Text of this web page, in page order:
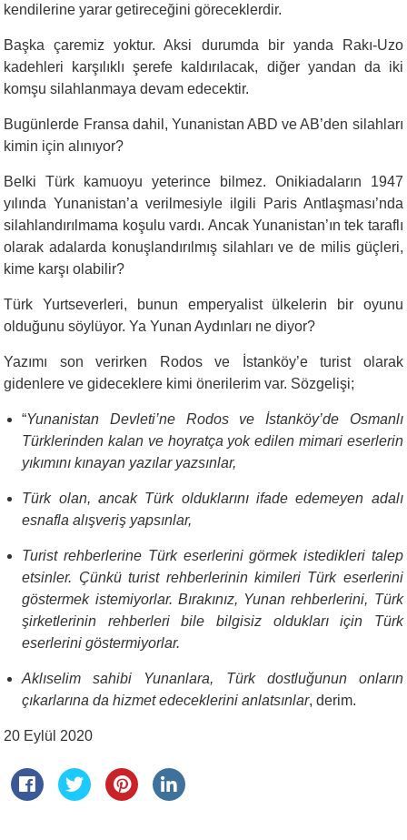
kendilerine yarar getireceğini göreceklerdir.
Başka çaremiz yoktur. Aksi durumda bir yanda Rakı-Uzo
kadehleri karşılıklı şerefe kaldırılacak, diğer yandan da iki
komşu silahlanmaya devam edecektir.
Bugünlerde Fransa dahil, Yunanistan ABD ve AB’den silahları
kimin için alınıyor?
Belki Türk kamuoyu yeterince bilmez. Onikiadaların 1947
yılında Yunanistan’a verilmesiyle ilgili Paris Antlaşması’nda
silahlandırılmama koşulu vardı. Ancak Yunanistan’ın tek taraflı
olarak adalarda konuşlandırılmış silahları ve de milis güçleri,
kime karşı olabilir?
Türk Yurtseverleri, bunun emperyalist ülkelerin bir oyunu
olduğunu söylüyor. Ya Yunan Aydınları ne diyor?
Yazımı son verirken Rodos ve İstanköy’e turist olarak
gidenlere ve gideceklere kimi önerilerim var. Sözgelişi;
“Yunanistan Devleti’ne Rodos ve İstanköy’de Osmanlı
Türklerinden kalan ve hoyratça yok edilen mimari eserlerin
yıkımını kınayan yazılar yazsınlar,
Türk olan, ancak Türk olduklarını ifade edemeyen adalı
esnafla alışveriş yapsınlar,
Turist rehberlerine Türk eserlerini görmek istedikleri talep
etsinler. Çünkü turist rehberlerinin kimileri Türk eserlerini
göstermek istemiyorlar. Bırakınız, Yunan rehberlerini, Türk
şirketlerinin rehberleri bile bilgisiz oldukları için Türk
eserlerini göstermiyorlar.
Aklıselim sahibi Yunanlara, Türk dostluğunun onların
çıkarlarına da hizmet edeceklerini anlatsınlar, derim.
20 Eylül 2020